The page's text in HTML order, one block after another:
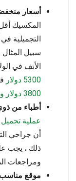
أسعار
المكسيك
التجميلية
سبيل المثال
الأنف في
5300 دولار
3800 دولار و 3500 دولار
أطباء من
عملية تجميل
أن جراحي
ذلك ، يجب
ومراجعات
موقع